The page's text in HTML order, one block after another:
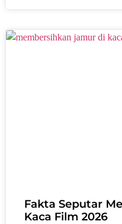
Fakta Seputar
Kaca Film 2026